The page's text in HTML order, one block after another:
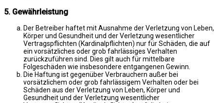
5. Gewährleistung
Der Betreiber haftet mit Ausnahme der Verletzung von Leben,
Körper und Gesundheit und der Verletzung wesentlicher
Vertragspflichten (Kardinalpflichten) nur für Schäden, die auf
ein vorsätzliches oder grob fahrlässiges Verhalten
zurückzuführen sind. Dies gilt auch für mittelbare
Folgeschäden wie insbesondere entgangenen Gewinn.
Die Haftung ist gegenüber Verbrauchern außer bei
vorsätzlichem oder grob fahrlässigem Verhalten oder bei
Schäden aus der Verletzung von Leben, Körper und
Gesundheit und der Verletzung wesentlicher